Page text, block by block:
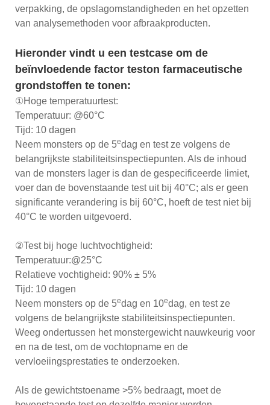
verpakking, de opslagomstandigheden en het opzetten
van analysemethoden voor afbraakproducten.
Hieronder vindt u een testcase om de
beïnvloedende factor teston farmaceutische
grondstoffen te tonen:
①Hoge temperatuurtest:
Temperatuur: @60°C
Tijd: 10 dagen
Neem monsters op de 5edag en test ze volgens de
belangrijkste stabiliteitsinspectiepunten. Als de inhoud
van de monsters lager is dan de gespecificeerde limiet,
voer dan de bovenstaande test uit bij 40°C; als er geen
significante verandering is bij 60°C, hoeft de test niet bij
40°C te worden uitgevoerd.
②Test bij hoge luchtvochtigheid:
Temperatuur:@25°C
Relatieve vochtigheid: 90% ± 5%
Tijd: 10 dagen
Neem monsters op de 5edag en 10edag, en test ze
volgens de belangrijkste stabiliteitsinspectiepunten.
Weeg ondertussen het monstergewicht nauwkeurig voor
en na de test, om de vochtopname en de
vervloeiingsprestaties te onderzoeken.
Als de gewichtstoename >5% bedraagt, moet de